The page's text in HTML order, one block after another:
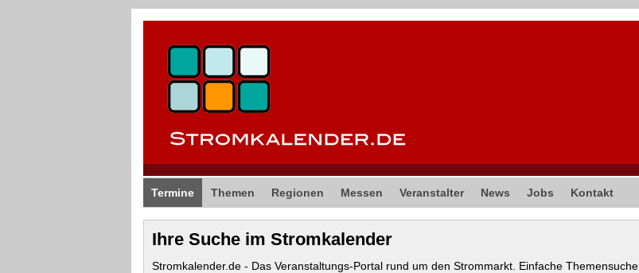
Termine Themen Regionen Messen Veranstalter News Jobs Kontakt
Ihre Suche im Stromkalender
Stromkalender.de - Das Veranstaltungs-Portal rund um den Strommarkt. Einfache Themensuche